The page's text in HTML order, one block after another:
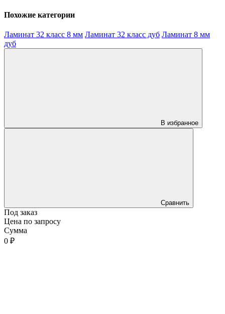
Похожие категории
Ламинат 32 класс 8 мм Ламинат 32 класс дуб Ламинат 8 мм
дуб
В избранное
Сравнить
Под заказ
Цена по запросу
Сумма
0 ₽